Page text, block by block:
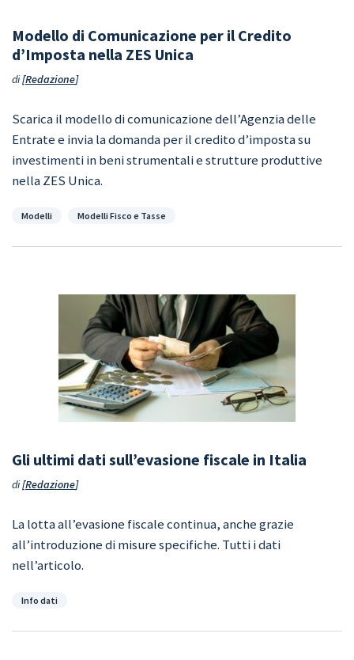
Modello di Comunicazione per il Credito
d’Imposta nella ZES Unica
di Redazione
Scarica il modello di comunicazione dell’Agenzia delle
Entrate e invia la domanda per il credito d’imposta su
investimenti in beni strumentali e strutture produttive
nella ZES Unica.
Categorie
Modelli Modelli Fisco e Tasse
Gli ultimi dati sull’evasione fiscale in Italia
di Redazione
La lotta all’evasione fiscale continua, anche grazie
all’introduzione di misure specifiche. Tutti i dati
nell’articolo.
Categorie
Info dati